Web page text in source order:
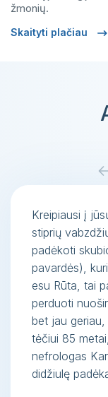
žmonių.
Skaityti plačiau
Kreipiausi į
stiprių
padėkoti
pavardės),
esu Rūta, tai
perduoti
bet jau
tėčiui 85
nefrologas
didžiulę